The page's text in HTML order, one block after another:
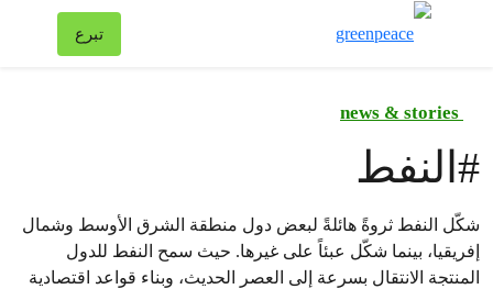
تبرع
# النفط
شكّل النفط ثروةً هائلةً لبعض دول منطقة الشرق الأوسط وشمال
إفريقيا، بينما شكّل عبئاً على غيرها. حيث سمح النفط للدول
المنتجة الانتقال بسرعة إلى العصر الحديث، وبناء قواعد اقتصادية